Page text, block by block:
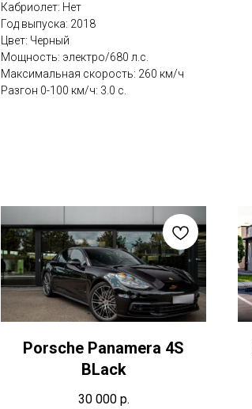
Кабриолет: Нет
Год выпуска: 2018
Цвет: Черный
Мощность: электро/680 л.с.
Максимальная скорость: 260 км/ч
Разгон 0-100 км/ч: 3.0 с.
Porsche Panamera 4S
BLack
30 000 р.